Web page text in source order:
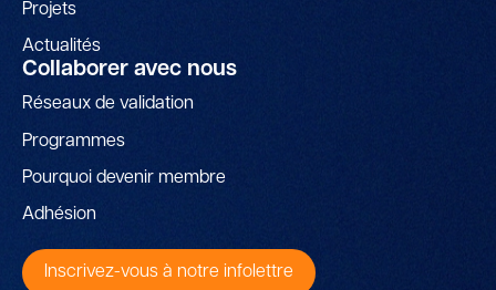
Projets
Actualités
Collaborer avec nous
Réseaux de validation
Programmes
Pourquoi devenir membre
Adhésion
Inscrivez-vous à notre infolettre